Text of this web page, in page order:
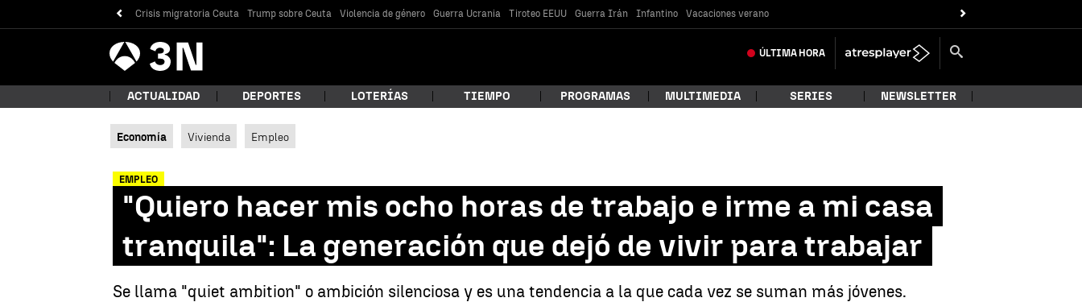
Crisis migratoria Ceuta Trump sobre Ceuta Violencia de género Guerra Ucrania Tiroteo EEUU Guerra Irán Infantino Vacaciones verano
Antena
3 Noticias ÚLTIMA HORA
¿Qué estás buscando?
ACTUALIDAD DEPORTES LOTERÍAS TIEMPO PROGRAMAS MULTIMEDIA SERIES NEWSLETTER
Economía Vivienda Empleo
EMPLEO
"Quiero hacer mis ocho horas de trabajo e irme a mi casa
tranquila": La generación que dejó de vivir para trabajar
Se llama "quiet ambition" o ambición silenciosa y es una tendencia a la que cada vez se suman más jóvenes.